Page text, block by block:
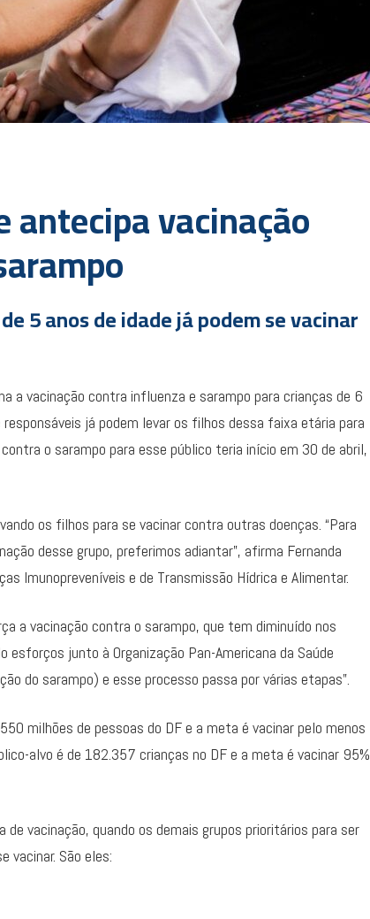
antecipa vacinação
5 anos de idade já podem se vacinar
a vacinação contra influenza e sarampo para crianças de 6
já podem levar os filhos dessa faixa etária para
o sarampo para esse público teria início em 30 de abril,
os filhos para se vacinar contra outras doenças. “Para
desse grupo, preferimos adiantar”, afirma Fernanda
Imunopreveníveis e de Transmissão Hídrica e Alimentar.
a vacinação contra o sarampo, que tem diminuído nos
junto à Organização Pan-Americana da Saúde
do sarampo) e esse processo passa por várias etapas”.
milhões de pessoas do DF e a meta é vacinar pelo menos
alvo é de 182.357 crianças no DF e a meta é vacinar 95%
vacinação, quando os demais grupos prioritários para ser
vacinar. São eles: